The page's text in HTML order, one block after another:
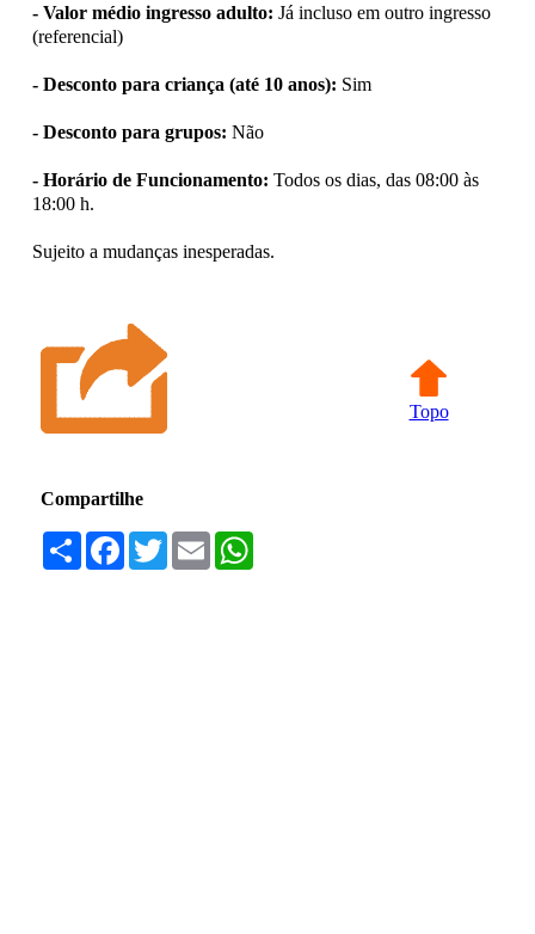
- Valor médio ingresso adulto: Já incluso em outro ingresso
(referencial)
- Desconto para criança (até 10 anos): Sim
- Desconto para grupos: Não
- Horário de Funcionamento: Todos os dias, das 08:00 às
18:00 h.
Sujeito a mudanças inesperadas.
Topo
Compartilhe
Compartilhar
Facebook
TwitterEmail